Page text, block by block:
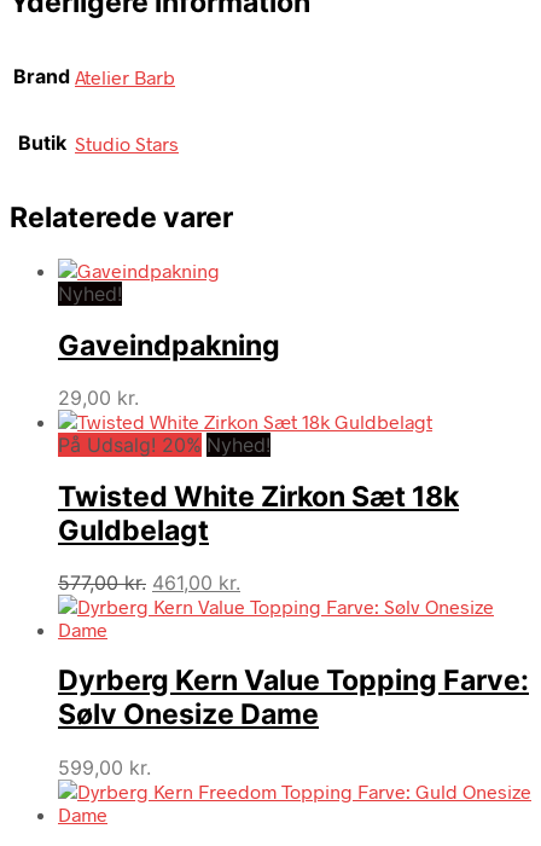
Brand Atelier Barb
Butik Studio Stars
Relaterede varer
Nyhed!
Gaveindpakning
29,00 kr.
På Udsalg! 20% Nyhed!
Twisted White Zirkon Sæt 18k
Guldbelagt
577,00kr. Den
oprindelige
577,00 kr..
461,00 kr.
aktuelle
461,00 kr..
Dyrberg Kern Value Topping Farve:
Sølv Onesize Dame
599,00 kr.